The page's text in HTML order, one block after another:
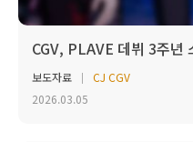
CGV, PLAVE 데뷔 3주년
보도자료
CJ CGV
2026.03.05